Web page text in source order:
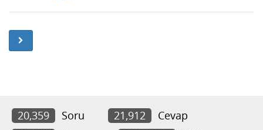
20,359 Soru 21,912
Cevap